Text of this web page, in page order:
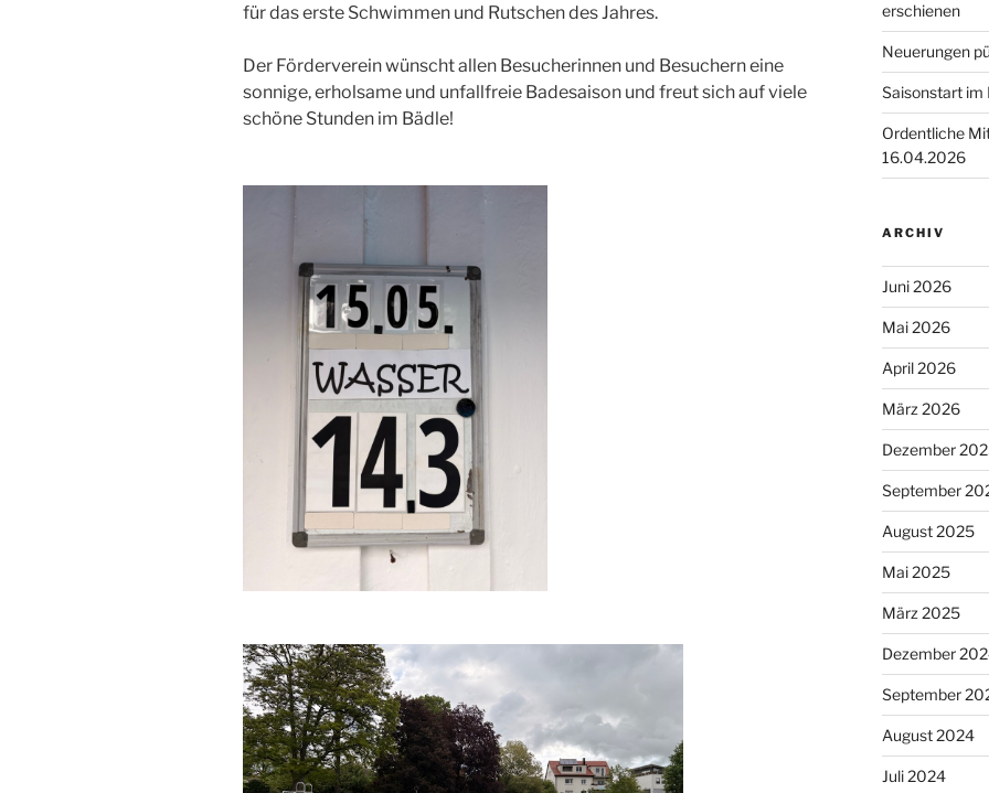
für das erste Schwimmen und Rutschen des Jahres.
Der Förderverein wünscht allen Besucherinnen und Besuchern eine
sonnige, erholsame und unfallfreie Badesaison und freut sich auf viele
schöne Stunden im Bädle!
erschienen
Neuerungen
Saisonstart im
Ordentliche
16.04.2026
ARCHIV
Juni 2026
Mai 2026
April 2026
März 2026
Dezember
September
August 2025
Mai 2025
März 2025
Dezember
September
August 2024
Juli 2024